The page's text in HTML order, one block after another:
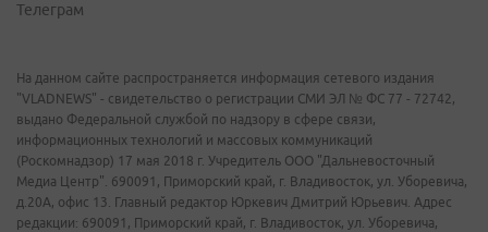
Телеграм
На данном сайте распространяется информация сетевого издания
"VLADNEWS" - свидетельство о регистрации СМИ ЭЛ № ФС 77 - 72742,
выдано Федеральной службой по надзору в сфере связи,
информационных технологий и массовых коммуникаций
(Роскомнадзор) 17 мая 2018 г. Учредитель ООО "Дальневосточный
Медиа Центр". 690091, Приморский край, г. Владивосток, ул. Уборевича,
д.20А, офис 13. Главный редактор Юркевич Дмитрий Юрьевич. Адрес
редакции: 690091, Приморский край, г. Владивосток, ул. Уборевича,